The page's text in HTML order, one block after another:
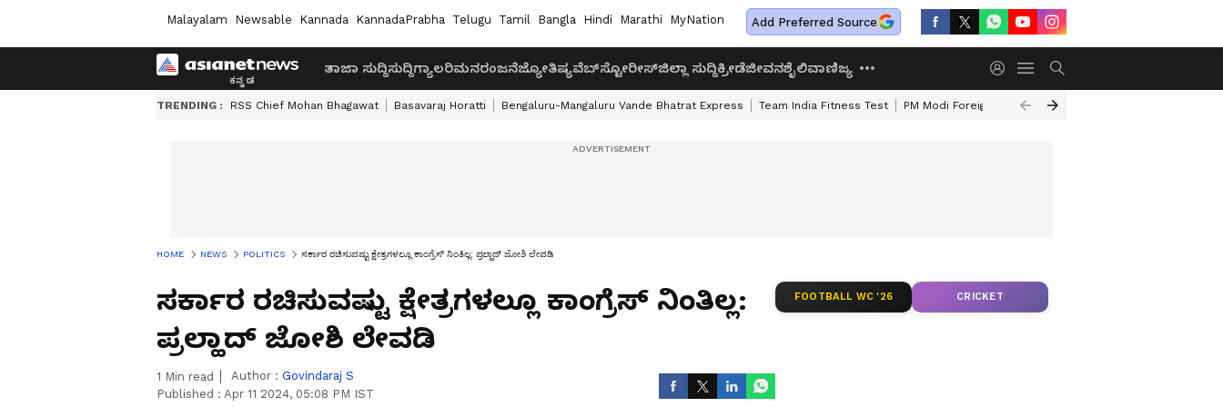
Malayalam Newsable Kannada KannadaPrabha Telugu Tamil Bangla Hindi Marathi MyNation Add Preferred Source
ತಾಜಾ ಸುದ್ದಿಸುದ್ದಿಗ್ಯಾಲರಿಮನರಂಜನೆಜ್ಯೋತಿಷ್ಯವೆಬ್‌ಸ್ಟೋರೀಸ್ಜಿಲ್ಲಾ ಸುದ್ದಿಕ್ರೀಡೆಜೀವನಶೈಲಿವಾಣಿಜ್ಯ
TRENDING : RSS Chief Mohan Bhagawat Basavaraj Horatti Bengaluru-Mangaluru Vande Bhatrat Express Team India Fitness Test PM Modi Foreign Travel Expenditure
HOME NEWS POLITICS ಸರ್ಕಾರ ರಚಿಸುವಷ್ಟು ಕ್ಷೇತ್ರಗಳಲ್ಲೂ ಕಾಂಗ್ರೆಸ್‌ ನಿಂತಿಲ್ಲ: ಪ್ರಲ್ಹಾದ್‌ ಜೋಶಿ ಲೇವಡಿ
ಸರ್ಕಾರ ರಚಿಸುವಷ್ಟು ಕ್ಷೇತ್ರಗಳಲ್ಲೂ ಕಾಂಗ್ರೆಸ್‌ ನಿಂತಿಲ್ಲ:
ಪ್ರಲ್ಹಾದ್‌ ಜೋಶಿ ಲೇವಡಿ
1 Min read Author : Govindaraj S
Published : Apr 11 2024, 05:08 PM IST
FOOTBALL WC '26 CRICKET